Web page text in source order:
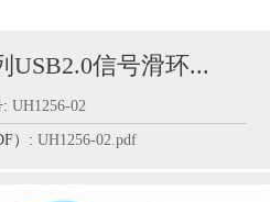
USB2.0信号滑环...
:UH1256-02
）: UH1256-02.pdf